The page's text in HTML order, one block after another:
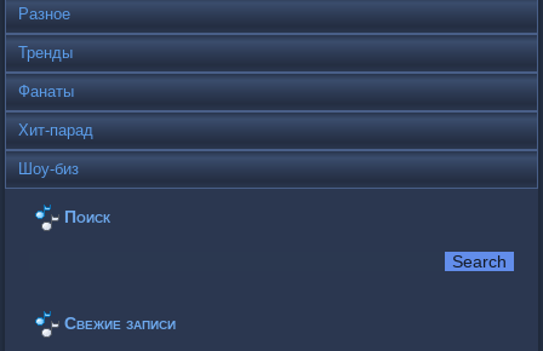
Разное
Тренды
Фанаты
Хит-парад
Шоу-биз
Поиск
Свежие записи